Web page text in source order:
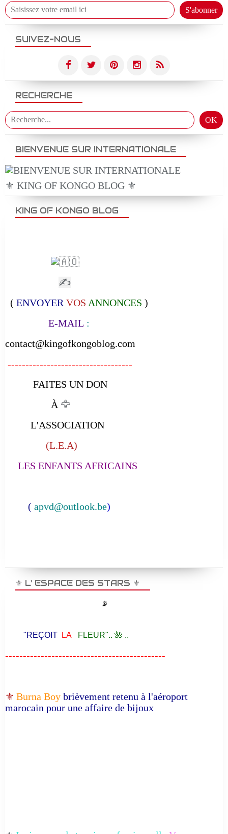
SUIVEZ-NOUS
RECHERCHE
BIENVENUE SUR INTERNATIONALE
⚜️ KING OF KONGO BLOG ⚜️
KING OF KONGO BLOG
✍
( ENVOYER VOS ANNONCES )
E-MAIL :
contact@kingofkongoblog.com
-----------------------------------
FAITES UN DON
À 🦅
L'ASSOCIATION
(L.E.A)
LES ENFANTS AFRICAINS
( apvd@outlook.be)
⚜️ L' ESPACE DES STARS ⚜️
📡
"REÇOIT LA FLEUR".. 🌺 ..
---------------------------------------------
⚜️ Burna Boy brièvement retenu à l'aéroport
marocain pour une affaire de bijoux